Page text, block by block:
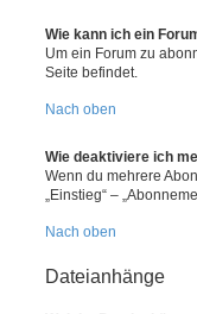
Wie kann ich ein
Um ein Forum zu
Seite befindet.
Nach oben
Wie deaktiviere ich
Wenn du mehrere
„Einstieg“ –
Nach oben
Dateianhänge